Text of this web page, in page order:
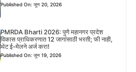
Published On: जून 20, 2026
PMRDA Bharti 2026: पुणे महानगर प्रदेश
विकास प्राधिकरणात 12 जागांसाठी भरती; फी नाही,
थेट ई-मेलने अर्ज करा!
Published On: जून 19, 2026